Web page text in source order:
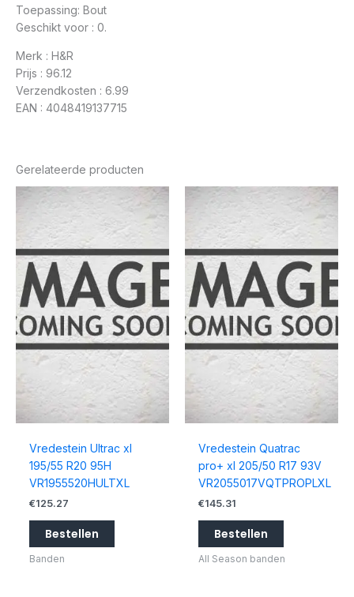
Toepassing: Bout
Geschikt voor : 0.
Merk : H&R
Prijs : 96.12
Verzendkosten : 6.99
EAN : 4048419137715
Gerelateerde producten
Vredestein Ultrac xl
195/55 R20 95H
VR1955520HULTXL
€125.27
Bestellen
Banden
Vredestein Quatrac
pro+ xl 205/50 R17 93V
VR2055017VQTPROPLXL
€145.31
Bestellen
All Season banden